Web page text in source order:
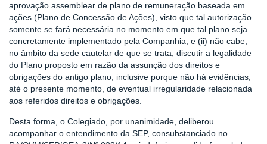
aprovação assemblear de plano de remuneração baseada em
ações (Plano de Concessão de Ações), visto que tal autorização
somente se fará necessária no momento em que tal plano seja
concretamente implementado pela Companhia; e (ii) não cabe,
no âmbito da sede cautelar de que se trata, discutir a legalidade
do Plano proposto em razão da assunção dos direitos e
obrigações do antigo plano, inclusive porque não há evidências,
até o presente momento, de eventual irregularidade relacionada
aos referidos direitos e obrigações.
Desta forma, o Colegiado, por unanimidade, deliberou
acompanhar o entendimento da SEP, consubstanciado no